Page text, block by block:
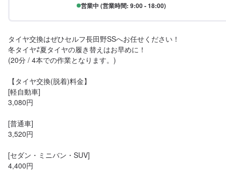
営業中 (営業時間: 9:00 - 18:00)
タイヤ交換はぜひセルフ長田野SSへお任せください！
冬タイヤ⇄夏タイヤの履き替えはお早めに！
(20分 / 4本での作業となります。)
【タイヤ交換(脱着)料金】
[軽自動車]
3,080円
[普通車]
3,520円
[セダン・ミニバン・SUV]
4,400円